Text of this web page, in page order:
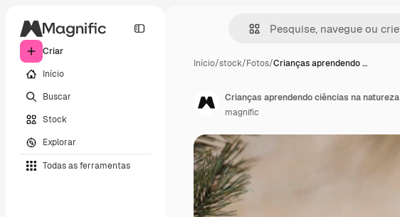
Criar
Início
Buscar
Stock
Explorar
Todas as ferramentas
Início/stock/Fotos/Crianças aprendendo …
Crianças aprendendo ciências na natureza
magnific